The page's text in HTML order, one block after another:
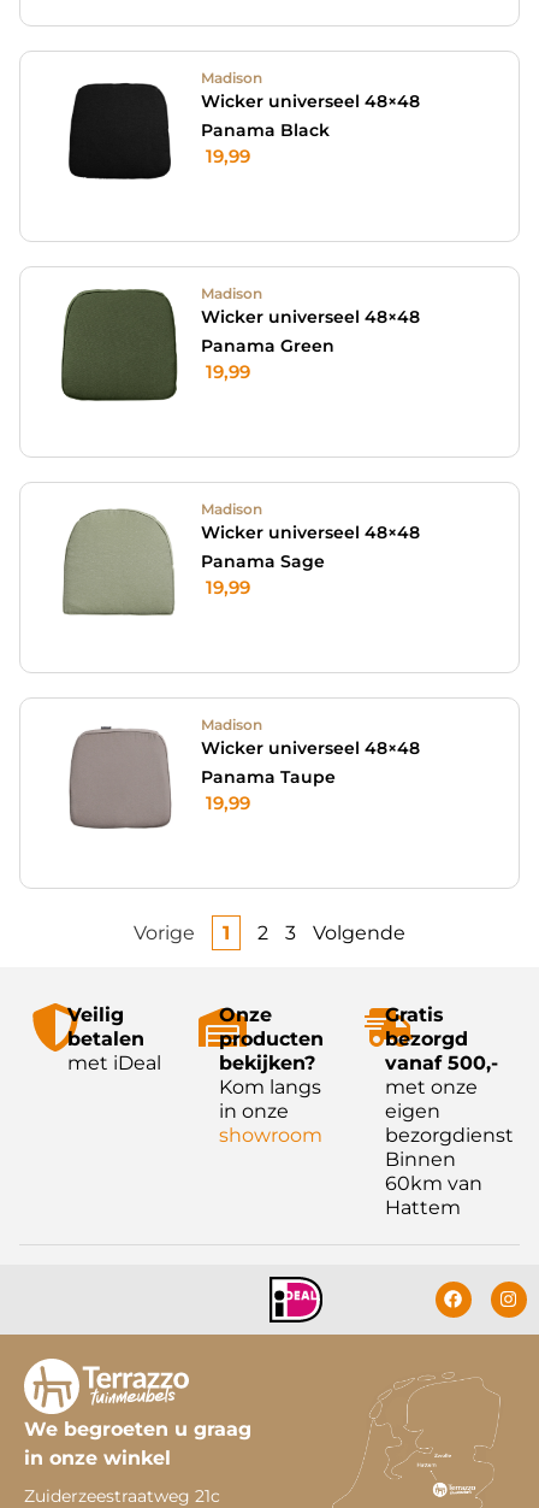
Madison
Wicker universeel 48×48
Panama Black
19,99
Madison
Wicker universeel 48×48
Panama Green
19,99
Madison
Wicker universeel 48×48
Panama Sage
19,99
Madison
Wicker universeel 48×48
Panama Taupe
19,99
Vorige 1 2 3 Volgende
Veilig
betalen
met iDeal
Onze
producten
bekijken?
Kom langs
in onze
showroom
Gratis
bezorgd
vanaf 500,-
met onze
eigen
bezorgdienst
Binnen
60km van
Hattem
We begroeten u graag
in onze winkel
Zuiderzeestraatweg 21c